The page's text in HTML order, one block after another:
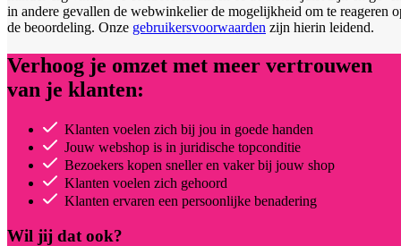
in andere gevallen de webwinkelier de mogelijkheid om te reageren
de beoordeling. Onze gebruikersvoorwaarden zijn hierin leidend.
Verhoog je omzet met meer vertrouwen
van je klanten:
Klanten voelen zich bij jou in goede handen
Jouw webshop is in juridische topconditie
Bezoekers kopen sneller en vaker bij jouw shop
Klanten voelen zich gehoord
Klanten ervaren een persoonlijke benadering
Wil jij dat ook?